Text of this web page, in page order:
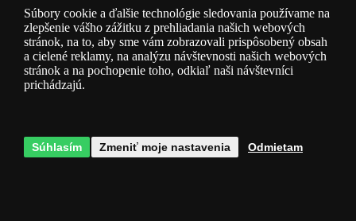
Otázka
Položiť otázku anonymne.
Súhlasím sospracovaním osobných
údajov.Podle zákona o ochraně osobních údajů je nutné udělit
Souhlas se zpracováním osobních údajů. Požadované údaje
zpracováváme konkrétně za účelem zasílání odpovědi na váš email.
Súbory cookie a ďalšie technológie sledovania používame na
zlepšenie vášho zážitku z prehliadania našich webových
stránok, na to, aby sme vám zobrazovali prispôsobený obsah
a cielené reklamy, na analýzu návštevnosti našich webových
stránok a na pochopenie toho, odkiaľ naši návštevníci
prichádzajú.
Súhlasím Zmeniť moje nastavenia Odmietam